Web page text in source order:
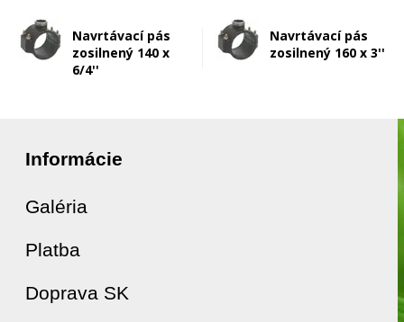
Navrtávací pás
zosilnený 140 x
6/4''
Navrtávací pás
zosilnený 160 x 3''
Informácie
Galéria
Platba
Doprava SK